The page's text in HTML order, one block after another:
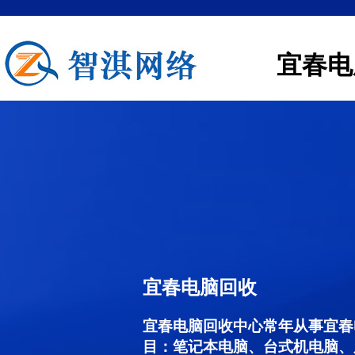
宜春
宜春电脑回收
宜春电脑回收中心常年从事宜
目：笔记本电脑、台式机电脑